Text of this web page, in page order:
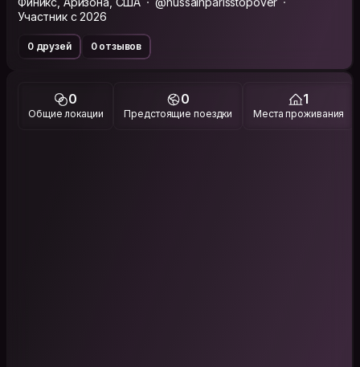
Участник с 2026
0 друзей 0 отзывов
0
Общие локации
0
Предстоящие поездки
1
Места проживания